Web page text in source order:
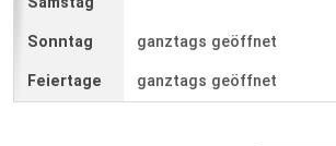
ganztags geöffnet
ganztags geöffnet